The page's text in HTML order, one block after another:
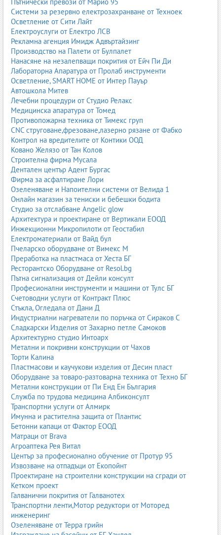
регистрация в КАТ.
4.1. Избор на модел
определяне на бюджет;
избор на тип автомобил (седан, SUV, хибрид,
електромобил);
избор на двигател и ниво на оборудване;
конфигуриране на екстри.
4.2. Тест драйв
проверка на комфорт и динамика;
оценка на видимост и управление;
тест на асистиращи системи;
оценка на шумоизолация.
4.3. Финализиране на покупката
договор за покупка;
лизинг или кредит;
застраховка;
регистрация в КАТ;
предаване на автомобила.
5. Гаранции и сервизна поддръжка
Официалните дилъри предлагат гаранция от
производителя, която покрива основните компоненти на
автомобила.
5.1. Видове гаранции
стандартна гаранция – 3 до 5 години;
разширена гаранция – до 7 години;
гаранция за батерия при електромобили – 8
години;
гаранция за антикорозия – 10–12 години.
5.2. Какво включва гаранционният сервиз
смяна на масла и филтри;
диагностика на електроника;
ремонт на двигател и трансмисия;
ремонт на климатична система;
проверка на спирачна система;
актуализация на софтуер.
6. Електромобили – бъдещето на автомобилния
сектор
Електромобилите стават все по-популярни в България
благодарение на ниските разходи, екологичните
предимства и модерните технологии.
6.1. Предимства на електромобилите
ниски разходи за зареждане;
минимална поддръжка;
Пътнически превози от Марио 95
Системи за резервно електрозахранване от Техноек
Осветление от Сити Лайт
Електроуслуги от Електро ЛСВ
Рекламна агенция Имидж Адвъртайзинг
Производство на Палети от Булпалет
Нанасяне на незалепващи покрития от Ейч Пи Ди
Лабораторна Апаратура от Пролаб инструменти
Осветление, SMART HOME от Интер Пауър
Автошкола Митев
Лечебни процедури от Студио Релакс
Медицинска апаратура от Томед
Противопожарна техника от Тимекс груп
CNC струговане,фрезоване,лазерно рязане от Фабко
Контрол на вредителите от Контики ООД
Ковано Желязо от Тан Колов
Строителна фирма Мусала
Дентален център Адент Бургас
Фирма за асфалтиране Лори
Озеленяване и Напоителни системи от Велида 1
Онлайн магазин за тениски и бебешки бодита
Студио за отслабване Angelic glow
Архитектура и проектиране от Вертикали ЕООД
Инжекционни Микропилоти от Геостабил
Електроматериали от Вайд бул
Пчеларско оборудване от Вимекс М
Преработка на пластмаса от Хеста БГ
Ресторантско Оборудване от Resol.bg
Пътна сигнализация от Дейли консулт
Професионални инструменти и машини от Тулс БГ
Счетоводни услуги от Контракт Плюс
Стъкла, Огледала от Дани Д
Индустриални нагреватели по поръчка от Сираков С
Сладкарски Изделия от Захарно петле Самоков
Архитектурно студио Интоарх
Метални и покривни конструкции от Чахов
Торти Калина
Пластмасови и каучукови изделия от Десин пласт
Оборудване за товаро-разтоварна техника от Техно БГ
Метални конструкции от Пи Енд Ен България
Служба по трудова медицина Албиконсулт
Транспортни услуги от Алмирк
Имунна и растителна защита от Плантис
Бетонни капаци от Фактор ЕООД
Матраци от Brava
Агроаптека Рея Витал
Център за професионално обучение от Протур 95
Извозване на отпадъци от Екопойнт
Проектиране на строителни конструкции на сгради от
Кетком проект
Галванични покрития от Галванотех
Транспортни ленти,Мотор редуктори от Моторед
инженеринг
Озеленяване от Терра грийн